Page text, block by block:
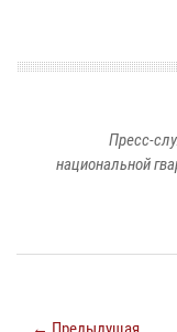
Пресс-
национальной